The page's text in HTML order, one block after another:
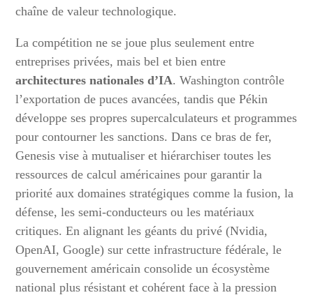
chaîne de valeur technologique.
La compétition ne se joue plus seulement entre
entreprises privées, mais bel et bien entre
architectures nationales d’IA. Washington contrôle
l’exportation de puces avancées, tandis que Pékin
développe ses propres supercalculateurs et programmes
pour contourner les sanctions. Dans ce bras de fer,
Genesis vise à mutualiser et hiérarchiser toutes les
ressources de calcul américaines pour garantir la
priorité aux domaines stratégiques comme la fusion, la
défense, les semi-conducteurs ou les matériaux
critiques. En alignant les géants du privé (Nvidia,
OpenAI, Google) sur cette infrastructure fédérale, le
gouvernement américain consolide un écosystème
national plus résistant et cohérent face à la pression